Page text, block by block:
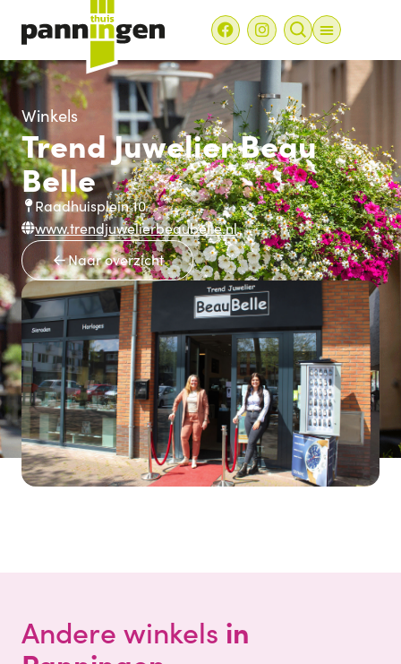
Winkels
Trend Juwelier Beau
Belle
Raadhuisplein 10
www.trendjuwelierbeaubelle.nl
Naar overzicht
Andere winkels in